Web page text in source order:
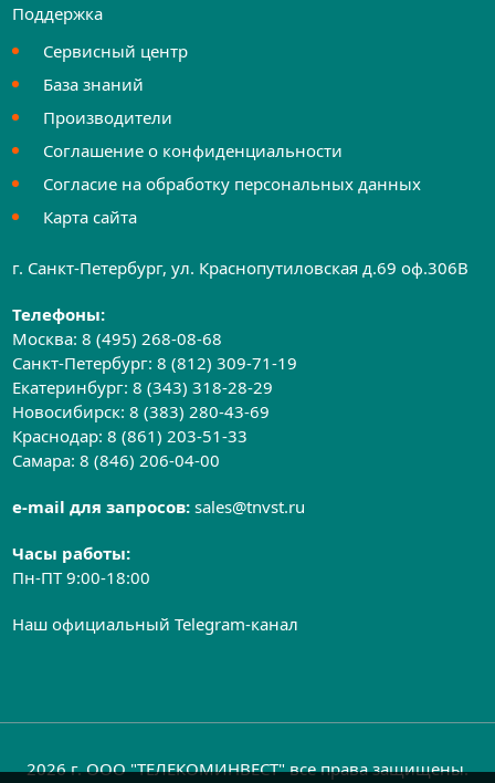
Поддержка
Сервисный центр
База знаний
Производители
Соглашение о конфиденциальности
Согласие на обработку персональных данных
Карта сайта
г. Санкт-Петербург, ул. Краснопутиловская д.69 оф.306B
Телефоны:
Москва:8 (495) 268-08-68
Санкт-Петербург:8 (812) 309-71-19
Екатеринбург:8 (343) 318-28-29
Новосибирск:8 (383) 280-43-69
Краснодар:8 (861) 203-51-33
Самара:8 (846) 206-04-00
e-mail для запросов:sales@tnvst.ru
Часы работы:
Пн-ПТ 9:00-18:00
Наш официальный Telegram-канал
2026 г. ООО "ТЕЛЕКОМИНВЕСТ" все права защищены.